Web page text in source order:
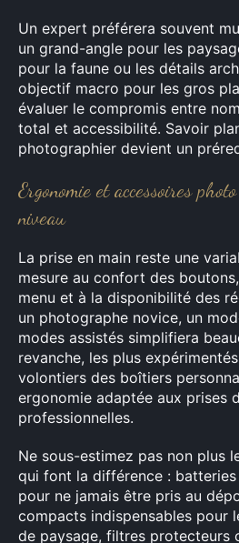
Un expert préférera souvent
un grand-angle pour les
pour la faune ou les détails
objectif macro pour les gros
évaluer le compromis entre
total et accessibilité. Savoir
photographier devient un
Ergonomie et accessoires
niveau
La prise en main reste une
mesure au confort des
menu et à la disponibilité des
un photographe novice, un
modes assistés simplifiera
revanche, les plus
volontiers des boîtiers
ergonomie adaptée aux prises
professionnelles.
Ne sous-estimez pas non plus
qui font la différence :
pour ne jamais être pris au
compacts indispensables pour
de paysage, filtres protecteurs